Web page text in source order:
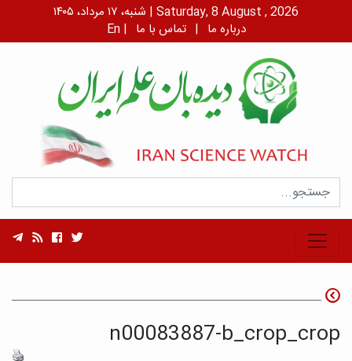
شنبه، ۱۷ مرداد، ۱۴۰۵ | Saturday, 8 August , 2026
En | درباره ما | تماس با ما
n00083887-b_crop_crop